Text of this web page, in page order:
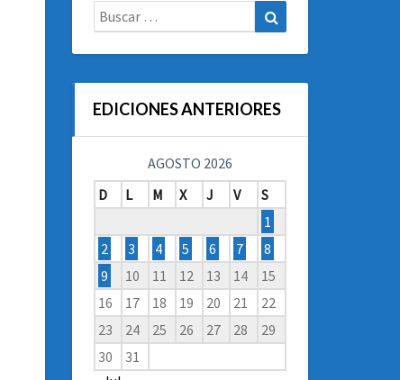
Buscar:
EDICIONES ANTERIORES
AGOSTO 2026
D
L M X J V
S
1
2
3 4 5 6 7
8
9
10 11 12 13 14
15
16
17 18 19 20 21
22
23
24 25 26 27 28
29
30
31